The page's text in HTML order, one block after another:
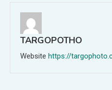
TARGOPOTHO
Website https://